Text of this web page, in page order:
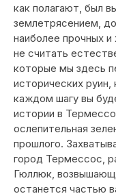
как полагают, был
землетрясением,
наиболее прочных
не считать
которые мы здесь
исторических
каждом шагу вы
истории в
ослепительная
прошлого.
город Термессос,
Гюллюк,
останется частью